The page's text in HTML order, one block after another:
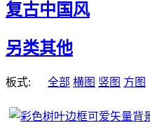
复古中国风
另类其他
板式: 全部 横图 竖图 方图